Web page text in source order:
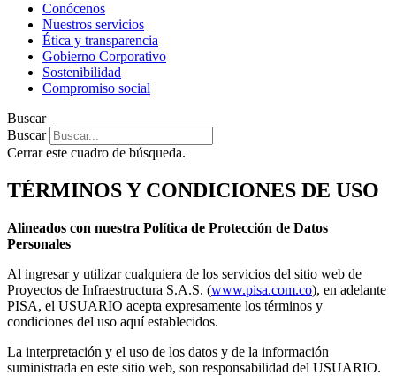
Conócenos
Nuestros servicios
Ética y transparencia
Gobierno Corporativo
Sostenibilidad
Compromiso social
Buscar
Buscar
Cerrar este cuadro de búsqueda.
TÉRMINOS Y CONDICIONES DE USO
Alineados con nuestra Política de Protección de Datos
Personales
Al ingresar y utilizar cualquiera de los servicios del sitio web de
Proyectos de Infraestructura S.A.S. (www.pisa.com.co), en adelante
PISA, el USUARIO acepta expresamente los términos y
condiciones del uso aquí establecidos.
La interpretación y el uso de los datos y de la información
suministrada en este sitio web, son responsabilidad del USUARIO.